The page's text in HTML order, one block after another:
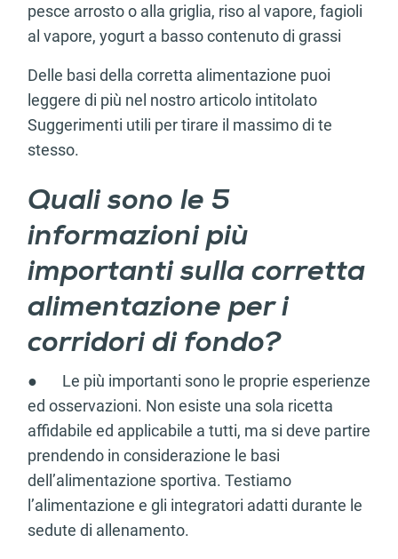
pesce arrosto o alla griglia, riso al vapore, fagioli
al vapore, yogurt a basso contenuto di grassi
Delle basi della corretta alimentazione puoi
leggere di più nel nostro articolo intitolato
Suggerimenti utili per tirare il massimo di te
stesso.
Quali sono le 5
informazioni più
importanti sulla corretta
alimentazione per i
corridori di fondo?
● Le più importanti sono le proprie esperienze
ed osservazioni. Non esiste una sola ricetta
affidabile ed applicabile a tutti, ma si deve partire
prendendo in considerazione le basi
dell’alimentazione sportiva. Testiamo
l’alimentazione e gli integratori adatti durante le
sedute di allenamento.